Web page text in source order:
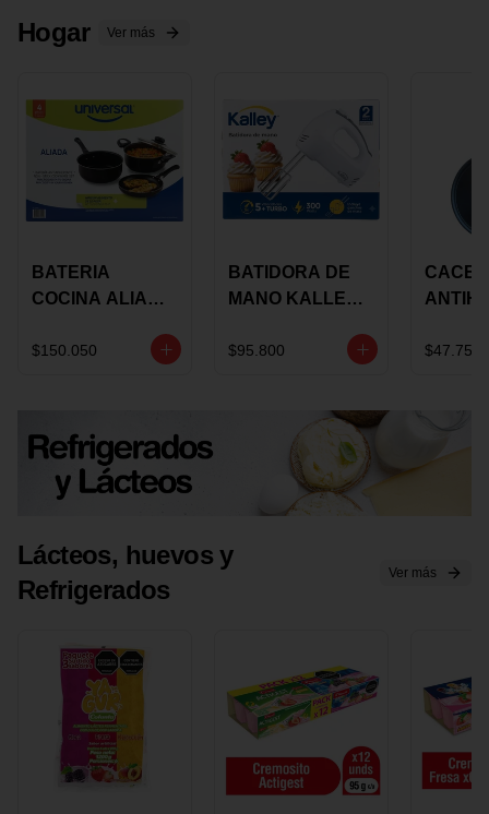
Hogar Ver más
BATERIA
COCINA ALIADA
PIEZAS
$150.050
BATIDORA DE
MANO KALLEY
VELOCIDADES
$95.800
TAPA
$47.750
Lácteos, huevos y
Refrigerados
Ver más